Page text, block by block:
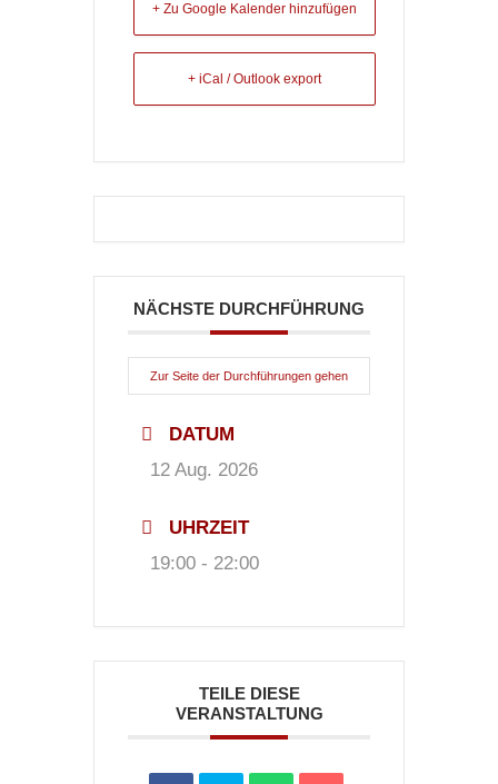
+ Zu Google Kalender hinzufügen
+ iCal / Outlook export
NÄCHSTE DURCHFÜHRUNG
Zur Seite der Durchführungen gehen
DATUM
12 Aug. 2026
UHRZEIT
19:00 - 22:00
TEILE DIESE
VERANSTALTUNG